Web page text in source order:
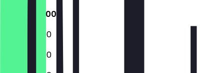
12:00 - 22:00
12:00 - 22:00
12:00 - 22:00